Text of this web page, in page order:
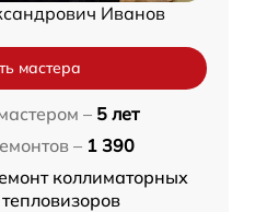
Иванов
мастера
– 5 лет
– 1 390
коллиматорных